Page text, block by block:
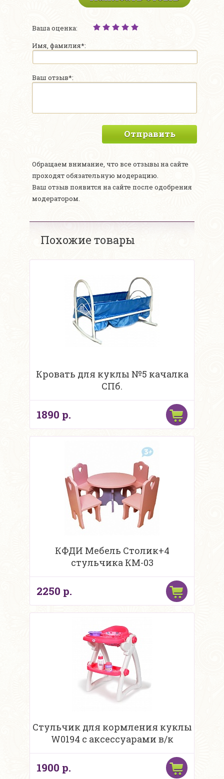
Ваша оценка:
Имя, фамилия*:
Ваш отзыв*:
Отправить
Обращаем внимание, что все отзывы на сайте
проходят обязательную модерацию.
Ваш отзыв появится на сайте после одобрения
модератором.
Похожие товары
Кровать для куклы №5 качалка
СПб.
1890 р.
КФДИ Мебель Столик+4
стульчика КМ-03
2250 р.
Стульчик для кормления куклы
W0194 с аксессуарами в/к
1900 р.